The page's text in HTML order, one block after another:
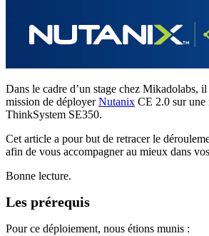
Dans le cadre d’un stage chez Mikadolabs,
mission de déployerNutanix CE 2.0 sur
ThinkSystem SE350.
Cet article a pour but de retracer le
afin de vous accompagner au mieux dans
Bonne lecture.
Les prérequis
Pour ce déploiement, nous étions munis :